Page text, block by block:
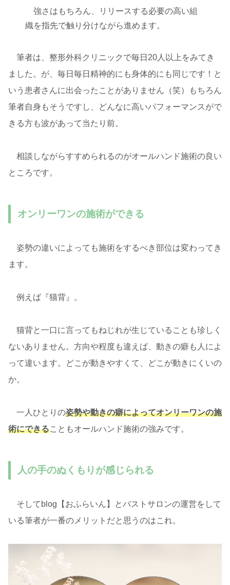
強さはもちろん、リリースする必要の高い組
織を指先で触り分けながら進めます。
筆者は、整形外科クリニックで毎日20人以上をみてき
ました。が、毎日毎日精神的にも身体的にも同じです！と
いう患者さんに出会ったことがありません（笑）もちろん
筆者自身もそうですし、どんなに高いパフォーマンスがで
きる方も波があって当たり前。
相談しながらすすめられるのがオールハンド施術の良い
ところです。
オンリーワンの施術ができる
姿勢の違いによっても施術をするべき部位は変わってき
ます。
例えば『猫背』。
猫背と一口に言ってもねじれが生じていることも珍しく
ないありません。方向や程度も違えば、動きの癖も人によ
って違います。どこが動きやすくて、どこが動きにくいの
か。
一人ひとりの姿勢や動きの癖によってオンリーワンの施
術にできることもオールハンド施術の強みです。
人の手のぬくもりが感じられる
そしてblog【おふらいん】とバストサロンの運営をして
いる筆者が一番のメリットだと思うのはこれ。